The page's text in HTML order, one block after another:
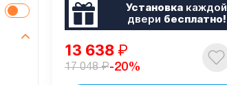
Установка каждой
двери бесплатно!
13 638 ₽
17 048₽-20%